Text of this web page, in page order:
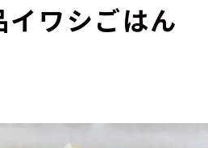
ワシごはん